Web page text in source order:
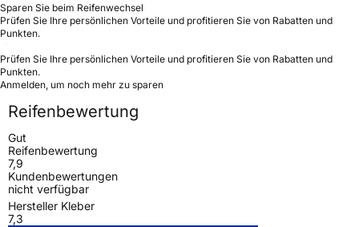
Sparen Sie beim Reifenwechsel
Prüfen Sie Ihre persönlichen Vorteile und profitieren Sie von Rabatten und
Punkten.
Prüfen Sie Ihre persönlichen Vorteile und profitieren Sie von Rabatten und
Punkten.
Anmelden, um noch mehr zu sparen
Reifenbewertung
Gut
Reifenbewertung
7,9
Kundenbewertungen
nicht verfügbar
Hersteller Kleber
7,3